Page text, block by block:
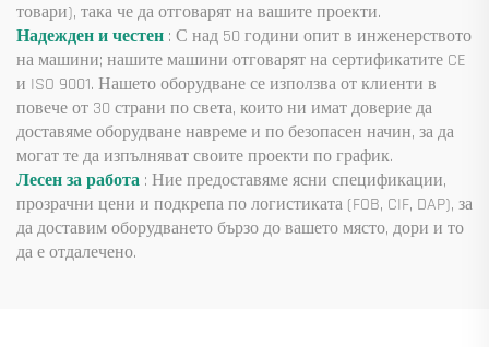
товари), така че да отговарят на вашите проекти.
Надежден и честен : С над 50 години опит в инженерството
на машини; нашите машини отговарят на сертификатите CE
и ISO 9001. Нашето оборудване се използва от клиенти в
повече от 30 страни по света, които ни имат доверие да
доставяме оборудване навреме и по безопасен начин, за да
могат те да изпълняват своите проекти по график.
Лесен за работа : Ние предоставяме ясни спецификации,
прозрачни цени и подкрепа по логистиката (FOB, CIF, DAP), за
да доставим оборудването бързо до вашето място, дори и то
да е отдалечено.